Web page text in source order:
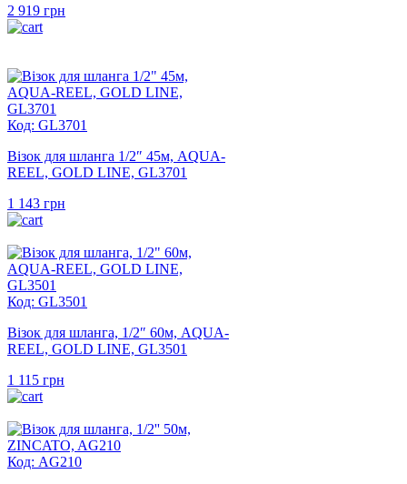
2 919 грн
Код: GL3701
Візок для шланга 1/2″ 45м, AQUA-
REEL, GOLD LINE, GL3701
1 143 грн
Код: GL3501
Візок для шланга, 1/2″ 60м, AQUA-
REEL, GOLD LINE, GL3501
1 115 грн
Код: AG210